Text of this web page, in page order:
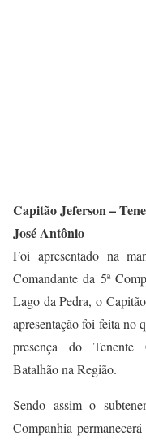
Capitão Jeferson –
José Antônio
Foi apresentado na
Comandante da 5ª
Lago da Pedra, o
apresentação foi feita no
presença do
Batalhão na Região.
Sendo assim o
Companhia